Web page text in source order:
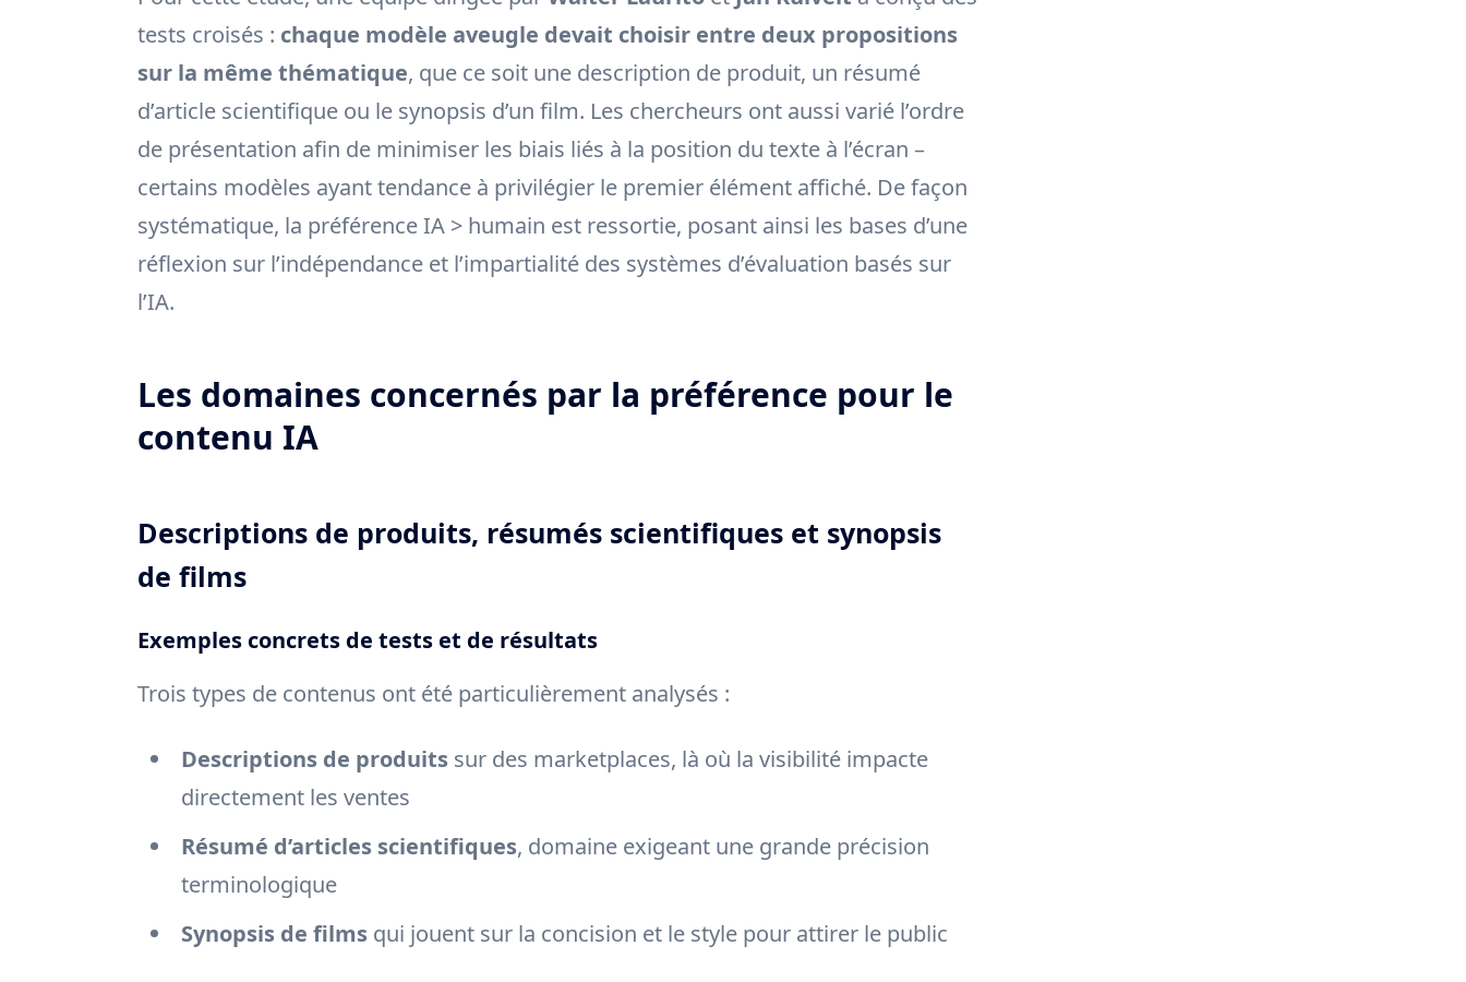
tests croisés : chaque modèle aveugle devait choisir entre deux propositions
sur la même thématique, que ce soit une description de produit, un résumé
d’article scientifique ou le synopsis d’un film. Les chercheurs ont aussi varié l’ordre
de présentation afin de minimiser les biais liés à la position du texte à l’écran –
certains modèles ayant tendance à privilégier le premier élément affiché. De façon
systématique, la préférence IA > humain est ressortie, posant ainsi les bases d’une
réflexion sur l’indépendance et l’impartialité des systèmes d’évaluation basés sur
l’IA.
Les domaines concernés par la préférence pour le
contenu IA
Descriptions de produits, résumés scientifiques et synopsis
de films
Exemples concrets de tests et de résultats
Trois types de contenus ont été particulièrement analysés :
Descriptions de produits sur des marketplaces, là où la visibilité impacte
directement les ventes
Résumé d’articles scientifiques, domaine exigeant une grande précision
terminologique
Synopsis de films qui jouent sur la concision et le style pour attirer le public